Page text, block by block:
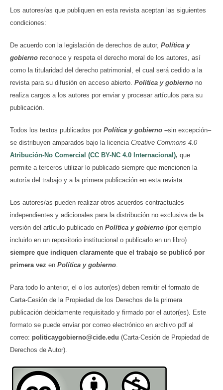
Los autores/as que publiquen en esta revista aceptan las siguientes
condiciones:
De acuerdo con la legislación de derechos de autor, Política y
gobierno reconoce y respeta el derecho moral de los autores, así
como la titularidad del derecho patrimonial, el cual será cedido a la
revista para su difusión en acceso abierto. Política y gobierno no
realiza cargos a los autores por enviar y procesar artículos para su
publicación.
Todos los textos publicados por Política y gobierno –sin excepción–
se distribuyen amparados bajo la licencia Creative Commons 4.0
Atribución-No Comercial (CC BY-NC 4.0 Internacional), que
permite a terceros utilizar lo publicado siempre que mencionen la
autoría del trabajo y a la primera publicación en esta revista.
Los autores/as pueden realizar otros acuerdos contractuales
independientes y adicionales para la distribución no exclusiva de la
versión del artículo publicado en Política y gobierno (por ejemplo
incluirlo en un repositorio institucional o publicarlo en un libro)
siempre que indiquen claramente que el trabajo se publicó por
primera vez en Política y gobierno
Para todo lo anterior, el o los autor(es) deben remitir el formato de
Carta-Cesión de la Propiedad de los Derechos de la primera
publicación debidamente requisitado y firmado por el autor(es). Este
formato se puede enviar por correo electrónico en archivo pdf al
correo: politicaygobierno@cide.edu (Carta-Cesión de Propiedad de
Derechos de Autor).